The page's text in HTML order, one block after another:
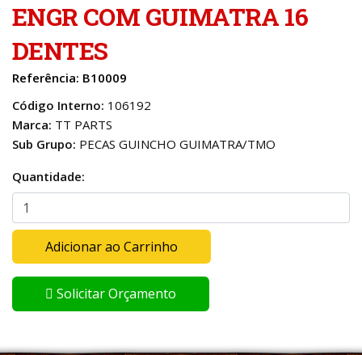
ENGR COM GUIMATRA 16
DENTES
Referência: B10009
Código Interno: 106192
Marca: TT PARTS
Sub Grupo: PECAS GUINCHO GUIMATRA/TMO
Quantidade:
Adicionar ao Carrinho
Solicitar Orçamento